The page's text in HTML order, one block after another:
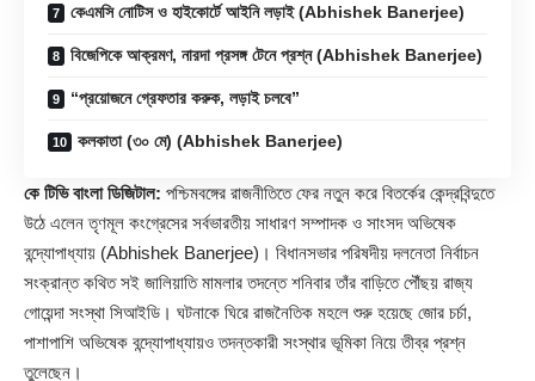
কেএমসি নোটিস ও হাইকোর্টে আইনি লড়াই (Abhishek Banerjee)
বিজেপিকে আক্রমণ, নারদা প্রসঙ্গ টেনে প্রশ্ন (Abhishek Banerjee)
“প্রয়োজনে গ্রেফতার করুক, লড়াই চলবে”
কলকাতা (৩০ মে) (Abhishek Banerjee)
কে টিভি বাংলা ডিজিটাল: পশ্চিমবঙ্গের রাজনীতিতে ফের নতুন করে বিতর্কের কেন্দ্রবিন্দুতে
উঠে এলেন তৃণমূল কংগ্রেসের সর্বভারতীয় সাধারণ সম্পাদক ও সাংসদ অভিষেক
বন্দ্যোপাধ্যায় (Abhishek Banerjee)। বিধানসভার পরিষদীয় দলনেতা নির্বাচন
সংক্রান্ত কথিত সই জালিয়াতি মামলার তদন্তে শনিবার তাঁর বাড়িতে পৌঁছয় রাজ্য
গোয়েন্দা সংস্থা সিআইডি। ঘটনাকে ঘিরে রাজনৈতিক মহলে শুরু হয়েছে জোর চর্চা,
পাশাপাশি অভিষেক বন্দ্যোপাধ্যায়ও তদন্তকারী সংস্থার ভূমিকা নিয়ে তীব্র প্রশ্ন
তুলেছেন।